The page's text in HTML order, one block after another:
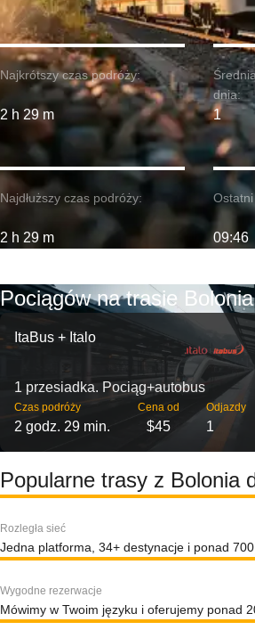
Najkrótszy czas podróży:
2 h 29 m
Najdłuższy czas podróży:
2 h 29 m
dnia:
1
09:46
Pociągów na trasie
ItaBus + Italo
1 przesiadka. Pociąg+autobus
Czas podróży
2 godz. 29 min.
Cena od
$45
Odjazdy
1
Popularne trasy z Bolonia
Rozległa sieć
Jedna platforma, 34+ destynacje i ponad 700
Wygodne rezerwacje
Mówimy w Twoim języku i oferujemy ponad